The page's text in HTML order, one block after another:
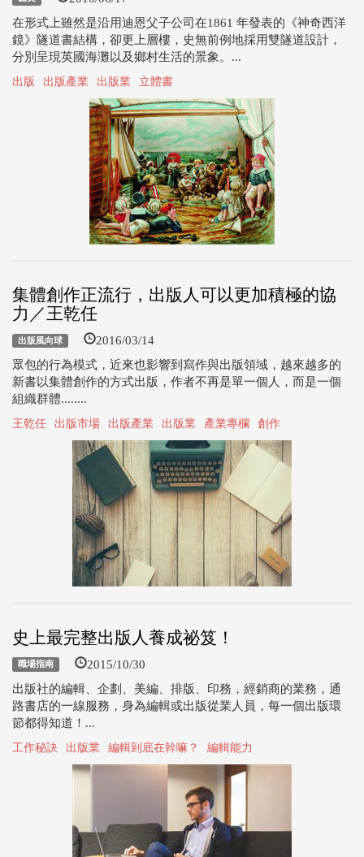
在形式上雖然是沿用迪恩父子公司在1861 年發表的《神奇西洋
鏡》隧道書結構，卻更上層樓，史無前例地採用雙隧道設計，
分別呈現英國海灘以及鄉村生活的景象。...
出版 出版產業 出版業 立體書
集體創作正流行，出版人可以更加積極的協
力／王乾任
出版風向球 2016/03/14
眾包的行為模式，近來也影響到寫作與出版領域，越來越多的
新書以集體創作的方式出版，作者不再是單一個人，而是一個
組織群體........
王乾任 出版市場 出版產業 出版業 產業專欄 創作
史上最完整出版人養成祕笈！
職場指南 2015/10/30
出版社的編輯、企劃、美編、排版、印務，經銷商的業務，通
路書店的一線服務，身為編輯或出版從業人員，每一個出版環
節都得知道！...
工作秘訣 出版業 編輯到底在幹嘛？ 編輯能力